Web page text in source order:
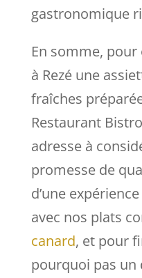
gastronomique
En somme,
à Rezé une
fraîches
Restaurant
adresse à
promesse de
d’une
avec nos plats
canard, et pour
pourquoi pas un